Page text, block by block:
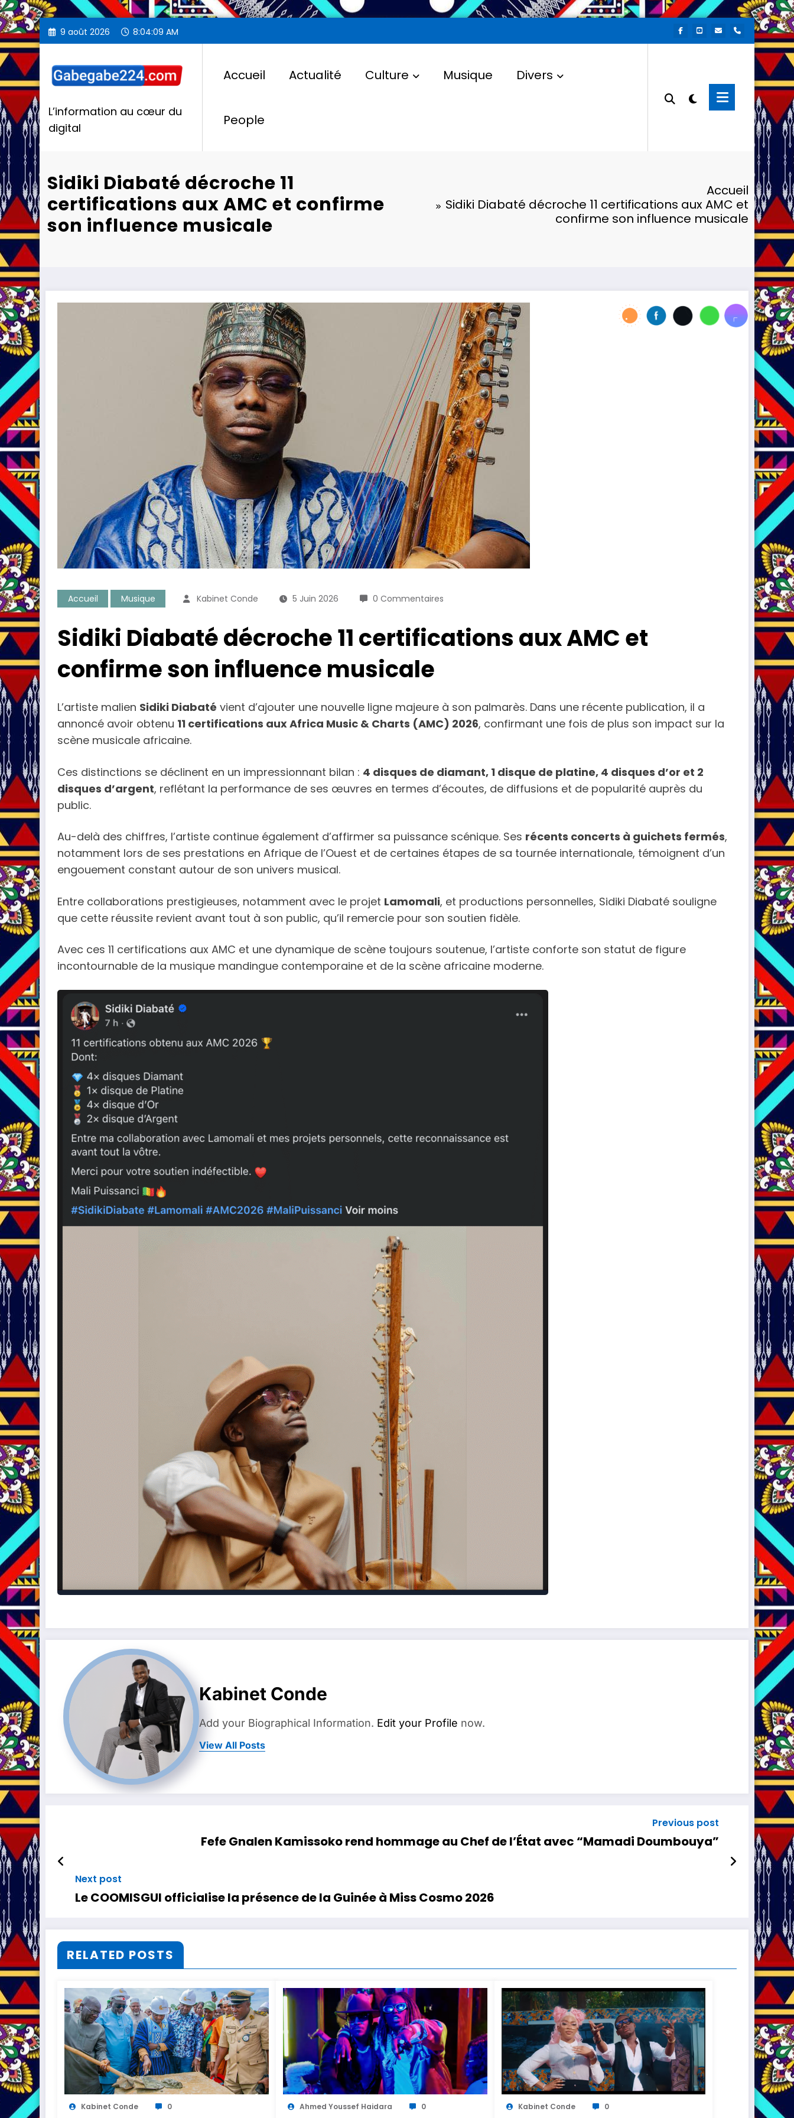
Aller
au
contenu
9 août 2026 8:04:10 AM
L’information au cœur du
digital
Accueil Actualité Culture Musique Divers
People
Sidiki Diabaté décroche 11
certifications aux AMC et confirme
son influence musicale
Accueil
Sidiki Diabaté décroche 11 certifications aux AMC et
confirme son influence musicale
Accueil Musique Kabinet Conde 5 Juin 2026 0 Commentaires
Sidiki Diabaté décroche 11 certifications aux AMC et
confirme son influence musicale
L’artiste malien Sidiki Diabaté vient d’ajouter une nouvelle ligne majeure à son palmarès. Dans une récente publication, il a
annoncé avoir obtenu 11 certifications aux Africa Music & Charts (AMC) 2026, confirmant une fois de plus son impact sur la
scène musicale africaine.
Ces distinctions se déclinent en un impressionnant bilan : 4 disques de diamant, 1 disque de platine, 4 disques d’or et 2
disques d’argent, reflétant la performance de ses œuvres en termes d’écoutes, de diffusions et de popularité auprès du
public.
Au-delà des chiffres, l’artiste continue également d’affirmer sa puissance scénique. Ses récents concerts à guichets fermés,
notamment lors de ses prestations en Afrique de l’Ouest et de certaines étapes de sa tournée internationale, témoignent d’un
engouement constant autour de son univers musical.
Entre collaborations prestigieuses, notamment avec le projet Lamomali, et productions personnelles, Sidiki Diabaté souligne
que cette réussite revient avant tout à son public, qu’il remercie pour son soutien fidèle.
Avec ces 11 certifications aux AMC et une dynamique de scène toujours soutenue, l’artiste conforte son statut de figure
incontournable de la musique mandingue contemporaine et de la scène africaine moderne.
Kabinet Conde
Add your Biographical Information. Edit your Profile now.
View All Posts
Previous post
Fefe Gnalen Kamissoko rend hommage au Chef de l’État avec “Mamadi Doumbouya”
Next post
Le COOMISGUI officialise la présence de la Guinée à Miss Cosmo 2026
RELATED POSTS
Kabinet Conde 0 Ahmed Youssef Haidara 0 Kabinet Conde 0